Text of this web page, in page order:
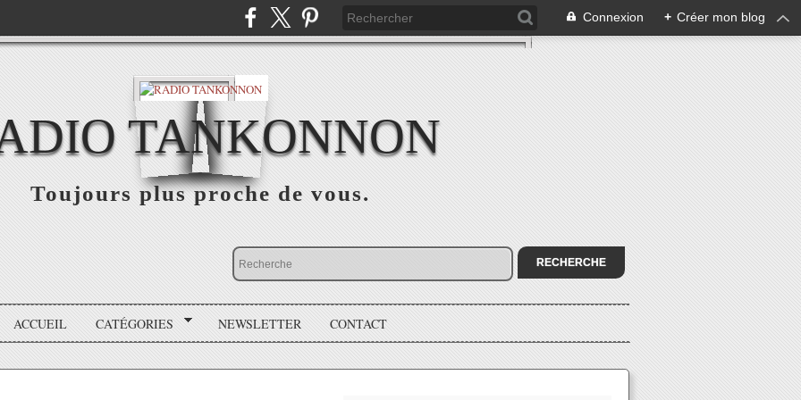
Connexion + Créer mon blog
TANKONNON
Toujours plus proche de vous.
ACCUEIL CATÉGORIES NEWSLETTER CONTACT